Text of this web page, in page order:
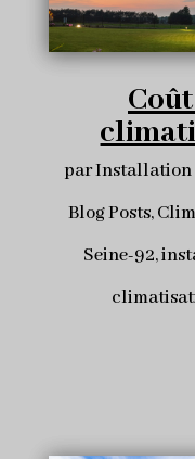
parInstallation
Blog Posts,
Seine-92,